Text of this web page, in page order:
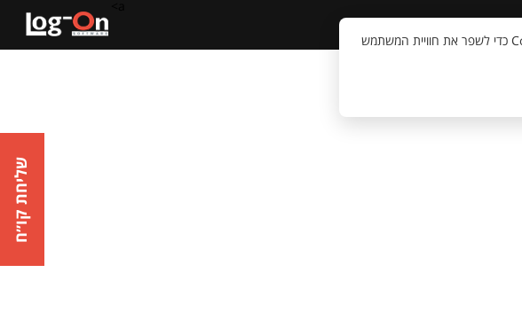
אנו משתמשים בקובצי Cookie כדי לשפר את חוויית המשתמש
שליחת קו״ח